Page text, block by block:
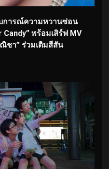
บการณ์ความหวานซ่อน
Candy” พร้อมเสิร์ฟ MV
ณิชา” ร่วมเติมสีสัน